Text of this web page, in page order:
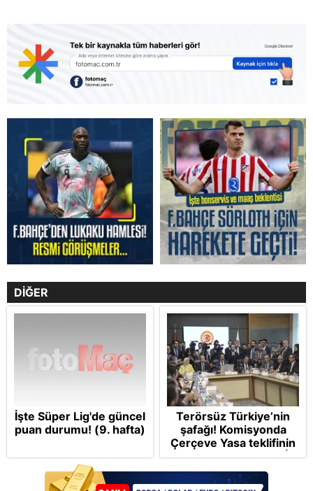
DİĞER
İşte Süper Lig'de güncel
puan durumu! (9. hafta)
Terörsüz Türkiye’nin
şafağı! Komisyonda
Çerçeve Yasa teklifinin
maddelerine geçildi: İP
ve Yeni Parti'den
provokasyon